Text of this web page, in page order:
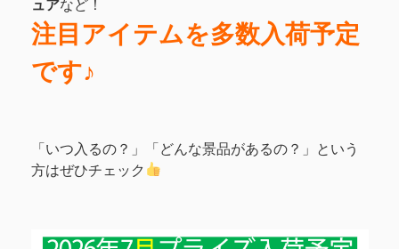
ュアなど！
注目アイテムを多数入荷予定
です♪
「いつ入るの？」「どんな景品があるの？」という
方はぜひチェック